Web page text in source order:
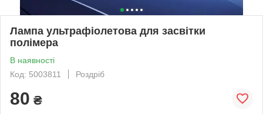
Лампа ультрафіолетова для засвітки
полімера
В наявності
Код: 5003811
Роздріб
80 ₴